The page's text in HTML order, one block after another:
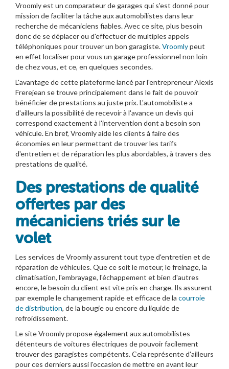
Vroomly est un comparateur de garages qui s'est donné pour
mission de faciliter la tâche aux automobilistes dans leur
recherche de mécaniciens fiables. Avec ce site, plus besoin
donc de se déplacer ou d'effectuer de multiples appels
téléphoniques pour trouver un bon garagiste.Vroomlypeut
en effet localiser pour vous un garage professionnel non loin
de chez vous, et ce, en quelques secondes.
L'avantage de cette plateforme lancé par l'entrepreneur Alexis
Frerejean se trouve principalement dans le fait de pouvoir
bénéficier de prestations au juste prix. L'automobiliste a
d'ailleurs la possibilité de recevoir à l'avance un devis qui
correspond exactement à l'intervention dont a besoin son
véhicule. En bref, Vroomly aide les clients à faire des
économies en leur permettant de trouver les tarifs
d'entretien et de réparation les plus abordables, à travers des
prestations de qualité.
Des prestations de qualité
offertes par des
mécaniciens triés sur le
volet
Les services de Vroomly assurent tout type d'entretien et de
réparation de véhicules. Que ce soit le moteur, le freinage, la
climatisation, l'embrayage, l'échappement et bien d'autres
encore, le besoin du client est vite pris en charge. Ils assurent
par exemple le changement rapide et efficace de la courroie
de distribution, de la bougie ou encore du liquide de
refroidissement.
Le site Vroomly propose également aux automobilistes
détenteurs de voitures électriques de pouvoir facilement
trouver des garagistes compétents. Cela représente d'ailleurs
pour ces derniers aussi l'occasion de mettre en avant leur